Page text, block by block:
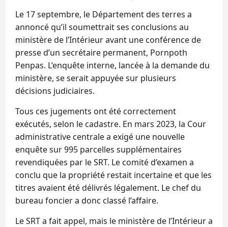
Le 17 septembre, le Département des terres a
annoncé qu’il soumettrait ses conclusions au
ministère de l’Intérieur avant une conférence de
presse d’un secrétaire permanent, Pornpoth
Penpas. L’enquête interne, lancée à la demande du
ministère, se serait appuyée sur plusieurs
décisions judiciaires.
Tous ces jugements ont été correctement
exécutés, selon le cadastre. En mars 2023, la Cour
administrative centrale a exigé une nouvelle
enquête sur 995 parcelles supplémentaires
revendiquées par le SRT. Le comité d’examen a
conclu que la propriété restait incertaine et que les
titres avaient été délivrés légalement. Le chef du
bureau foncier a donc classé l’affaire.
Le SRT a fait appel, mais le ministère de l’Intérieur a